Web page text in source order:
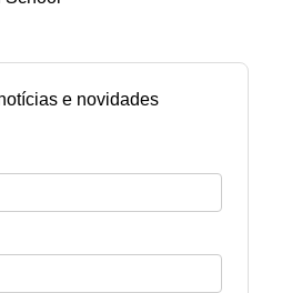
e novidades